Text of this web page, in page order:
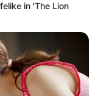
TURBANA
in 'The Lion